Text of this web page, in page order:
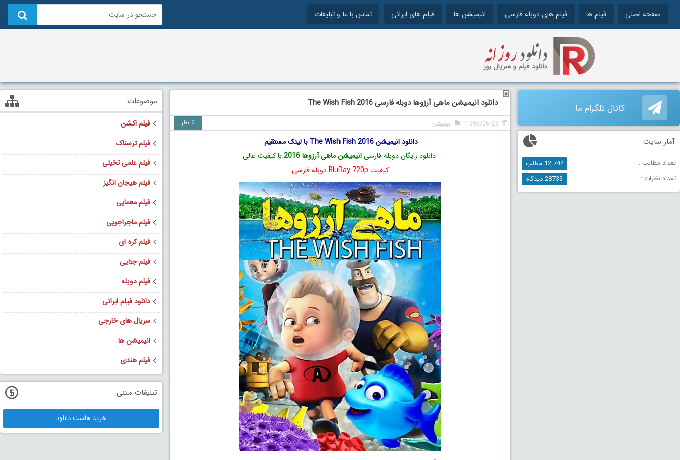
صفحه اصلی فیلم ها فیلم های دوبله فارسی انیمیشن ها فیلم های ایرانی تماس با ما و تبلیغات
دانلود انیمیشن ماهی آرزوها دوبله فارسی 2016 The Wish Fish
1395/06/28 انیمیشن 2 نظر
دانلود انیمیشن The Wish Fish 2016 با لینک مستقیم
دانلود رایگان دوبله فارسیانیمیشن ماهی آرزوها 2016
با کیفیت عالی
کیفیت BluRay 720p دوبله فارسی
کانال تلگرام ما
آمار سایت
تعداد مطالب :
12,744 مطلب
تعداد نظرات :
28733 دیدگاه
موضوعات
فیلم اکشن
فیلم ترسناک
فیلم علمی تخیلی
فیلم هیجان انگیز
فیلم معمایی
فیلم ماجراجویی
فیلم کره ای
فیلم جنایی
فیلم دوبله
دانلود فیلم ایرانی
سریال های خارجی
انیمیشن ها
فیلم هندی
تبلیغات متنی
خرید هاست دانلود